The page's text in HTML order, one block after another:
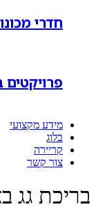
חדרי
מידע מקצועי
בלוג
קריירה
צור קשר
בריכת גג באורך 20